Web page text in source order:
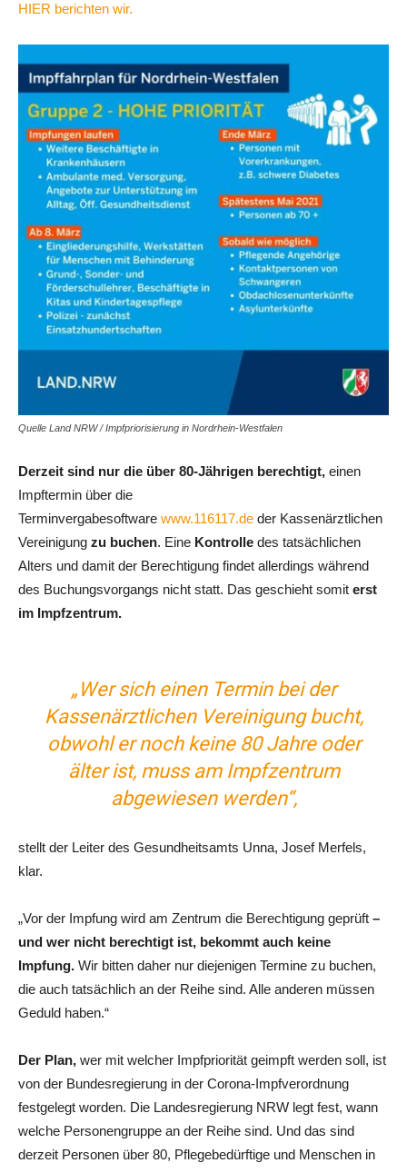
HIER berichten wir.
Quelle Land NRW / Impfpriorisierung in Nordrhein-Westfalen
Derzeit sind nur die über 80-Jährigen berechtigt, einen
Impftermin über die
Terminvergabesoftware www.116117.de der Kassenärztlichen
Vereinigung zu buchen. Eine Kontrolle des tatsächlichen
Alters und damit der Berechtigung findet allerdings während
des Buchungsvorgangs nicht statt. Das geschieht somit erst
im Impfzentrum.
„Wer sich einen Termin bei der
Kassenärztlichen Vereinigung bucht,
obwohl er noch keine 80 Jahre oder
älter ist, muss am Impfzentrum
abgewiesen werden“,
stellt der Leiter des Gesundheitsamts Unna, Josef Merfels,
klar.
„Vor der Impfung wird am Zentrum die Berechtigung geprüft –
und wer nicht berechtigt ist, bekommt auch keine
Impfung. Wir bitten daher nur diejenigen Termine zu buchen,
die auch tatsächlich an der Reihe sind. Alle anderen müssen
Geduld haben.“
Der Plan, wer mit welcher Impfpriorität geimpft werden soll, ist
von der Bundesregierung in der Corona-Impfverordnung
festgelegt worden. Die Landesregierung NRW legt fest, wann
welche Personengruppe an der Reihe sind. Und das sind
derzeit Personen über 80, Pflegebedürftige und Menschen in